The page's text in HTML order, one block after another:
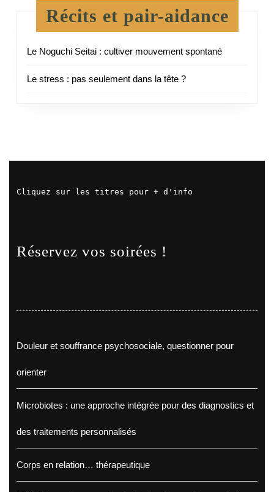
Récits et pair-aidance
Le Noguchi Seitai : cultiver mouvement spontané
Le stress : pas seulement dans la tête ?
Cliquez sur les titres pour + d'info
Réservez vos soirées !
Douleur et souffrance psychosociale, questionner pour
orienter
Microbiotes : une approche intégrée pour des diagnostics et
des traitements personnalisés
Corps en relation… thérapeutique